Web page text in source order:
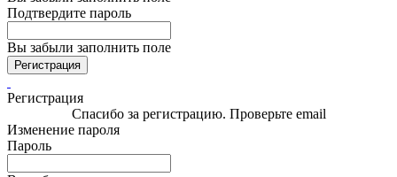
Подтвердите пароль
Вы забыли заполнить поле
Регистрация
Регистрация
Спасибо за регистрацию. Проверьте email
Изменение пароля
Пароль